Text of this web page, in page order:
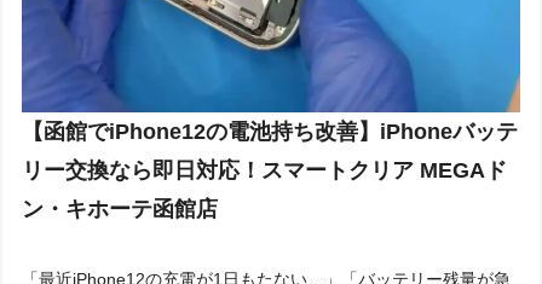
【函館でiPhone12の電池持ち改善】iPhoneバッテ
リー交換なら即日対応！スマートクリア MEGAド
ン・キホーテ函館店
「最近iPhone12の充電が1日もたない…」「バッテリー残量が急